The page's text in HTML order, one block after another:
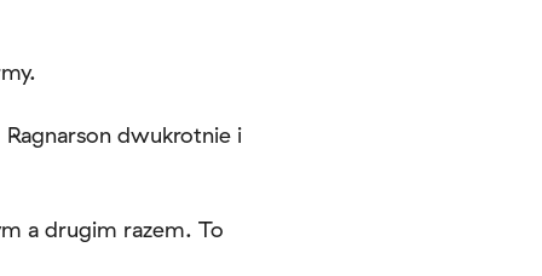
Ragnarson dwukrotnie i
a drugim razem. To